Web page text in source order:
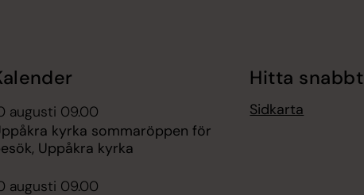
augusti 09.00
kyrka sommaröppen för
Uppåkra kyrka
augusti 09.00
Hitta snabbt
Sidkarta